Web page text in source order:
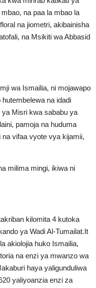
na paa la mbao la
na jiometri, akibainisha
na Msikiti wa Abbasid
wa Ismailia, ni mojawapo
na idadi
ya Misri kwa sababu ya
pamoja na huduma
vifaa vyote vya kijamii,
milima mingi, ikiwa ni
kilomita 4 kutoka
ya Wadi Al-Tumailat.It
akiolojia huko Ismailia,
na enzi ya mwanzo wa
haya yaligunduliwa
yaliyoanzia enzi za